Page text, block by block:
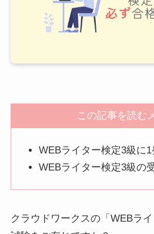
この記事を読む
WEBライター検定3級に
WEBライター検定3級の
クラウドワークスの「WEBラ